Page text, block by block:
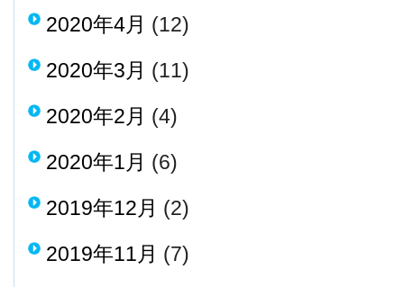
2020年4月 (12)
2020年3月 (11)
2020年2月 (4)
2020年1月 (6)
2019年12月 (2)
2019年11月 (7)